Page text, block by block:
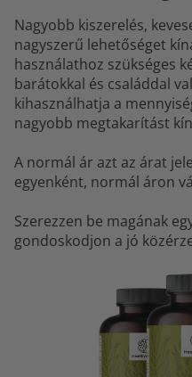
Nagyobb kiszerelés,
nagyszerű lehetőséget
használathoz szükséges
barátokkal és családdal
kihasználhatja a
nagyobb megtakarítást
A normál ár azt az árat
egyenként, normál áron
Szerezzen be magának
gondoskodjon a jó